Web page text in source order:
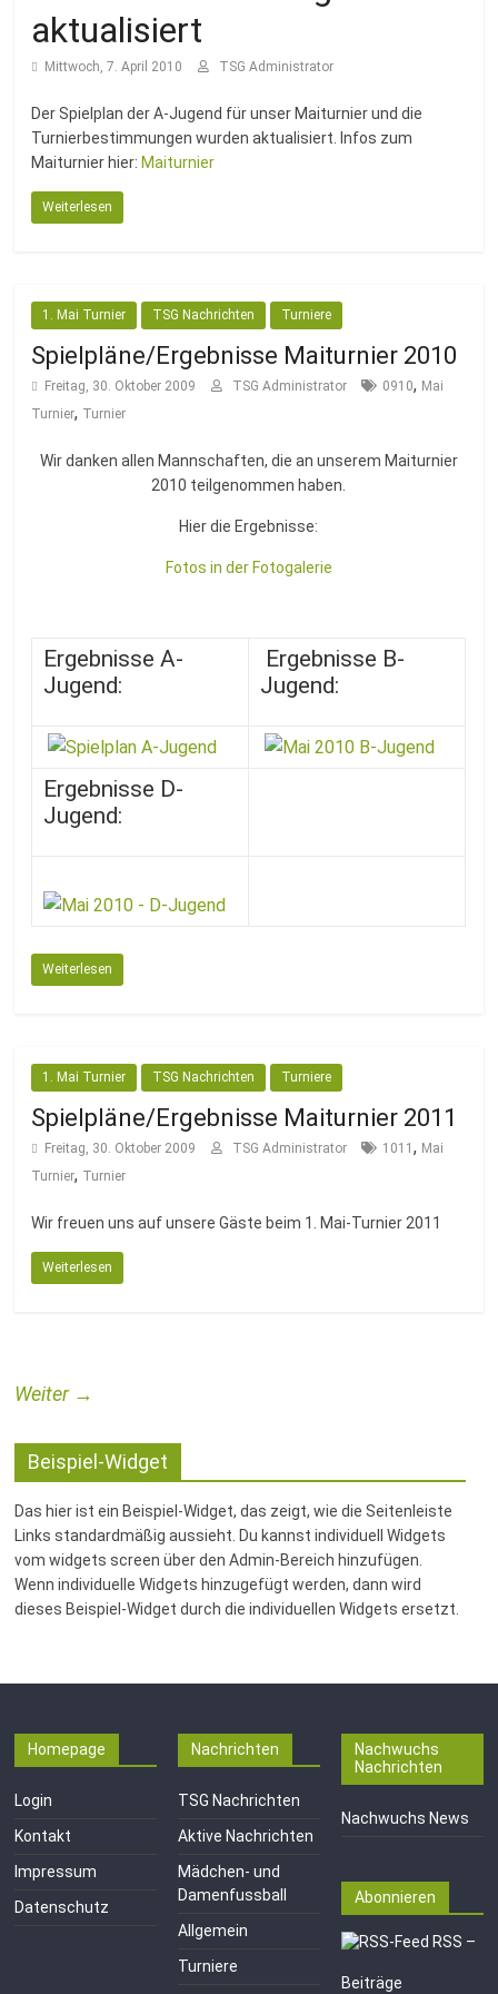
aktualisiert
Mittwoch, 7. April 2010 TSG Administrator
Der Spielplan der A-Jugend für unser Maiturnier und die
Turnierbestimmungen wurden aktualisiert. Infos zum
Maiturnier hier: Maiturnier
Weiterlesen
1. Mai Turnier TSG Nachrichten Turniere
Spielpläne/Ergebnisse Maiturnier 2010
Freitag, 30. Oktober 2009 TSG Administrator 0910, Mai
Turnier, Turnier
Wir danken allen Mannschaften, die an unserem Maiturnier
2010 teilgenommen haben.
Hier die Ergebnisse:
Fotos in der Fotogalerie
Ergebnisse A-
Jugend:
Ergebnisse B-
Jugend:
Ergebnisse D-
Jugend:
Weiterlesen
1. Mai Turnier TSG Nachrichten Turniere
Spielpläne/Ergebnisse Maiturnier 2011
Freitag, 30. Oktober 2009 TSG Administrator 1011, Mai
Turnier, Turnier
Wir freuen uns auf unsere Gäste beim 1. Mai-Turnier 2011
Weiterlesen
Weiter →
Beispiel-Widget
Das hier ist ein Beispiel-Widget, das zeigt, wie die Seitenleiste
Links standardmäßig aussieht. Du kannst individuell Widgets
vom widgets screen über den Admin-Bereich hinzufügen.
Wenn individuelle Widgets hinzugefügt werden, dann wird
dieses Beispiel-Widget durch die individuellen Widgets ersetzt.
Homepage
Login
Kontakt
Impressum
Datenschutz
Nachrichten
TSG Nachrichten
Aktive Nachrichten
Mädchen- und
Damenfussball
Allgemein
Turniere
Nachwuchs
Nachrichten
Nachwuchs News
Abonnieren
RSS –
Beiträge